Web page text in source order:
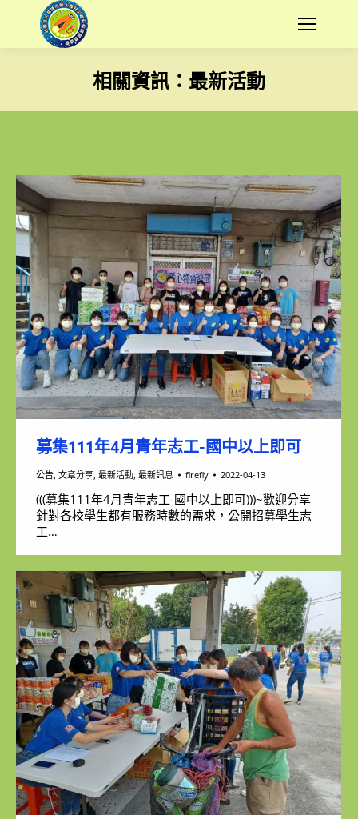
相關資訊： 最新活動
募集111年4月青年志工-國中以上即可
公告, 文章分享, 最新活動, 最新訊息 firefly 2022-04-13
(((募集111年4月青年志工-國中以上即可)))~歡迎分享
針對各校學生都有服務時數的需求，公開招募學生志
工…